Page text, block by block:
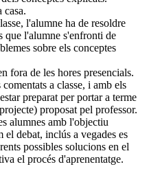
casa.
l'alumne ha de resoldre
que l'alumne s'enfronti de
sobre els conceptes
fora de les hores presencials.
a classe, i amb els
preparat per portar a terme
proposat pel professor.
alumnes amb l'objectiu
debat, inclús a vegades es
possibles solucions en el
el procés d'aprenentatge.